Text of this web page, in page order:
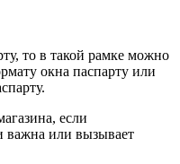
то в такой рамке можно
окна паспарту или
если
важна или вызывает